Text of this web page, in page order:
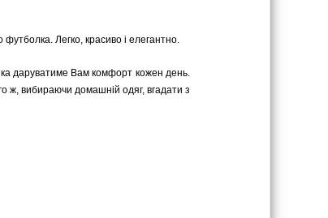
Легко, красиво і елегантно.
даруватиме Вам комфорт кожен день.
ж, вибираючи домашній одяг, вгадати з